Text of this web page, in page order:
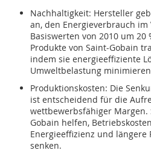
Nachhaltigkeit: Hersteller
an, den Energieverbrauch im
Basiswerten von 2010 um 20
Produkte von Saint-Gobain
indem sie energieeffiziente
Umweltbelastung
Produktionskosten: Die
ist entscheidend für die
wettbewerbsfähiger Margen.
Gobain helfen,
Energieeffizienz und längere
senken.